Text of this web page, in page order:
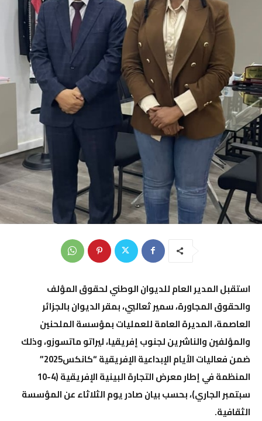
استقبل المدير العام للديوان الوطني لحقوق المؤلف
والحقوق المجاورة، سمير ثعالبي، بمقر الديوان بالجزائر
العاصمة، المديرة العامة للعمليات بمؤسسة الملحنين
والمؤلفين والناشرين لجنوب إفريقيا، ليراتو ماتسوزو، وذلك
ضمن فعاليات الأيام الإبداعية الإفريقية “كانكس2025”
المنظمة في إطار معرض التجارة البينية الإفريقية (4-10
سبتمبر الجاري)، بحسب بيان صادر يوم الثلاثاء عن المؤسسة
الثقافية.